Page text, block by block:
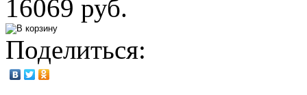
16069 руб.
Поделиться: